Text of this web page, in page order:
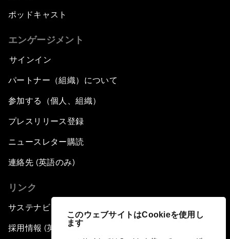
このウェブサイトはCookieを使用し
ます
ポッドキャスト
エンゲージメント
サインイン
パートナー（組織）について
参加する（個人、組織）
プレスリリース登録
ニュースレター購読
連絡先 (英語のみ)
リンク
サステナビリティへの取り組み
採用情報 (英語のみ)